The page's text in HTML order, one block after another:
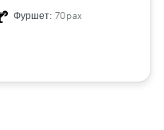
Фуршет:70pax